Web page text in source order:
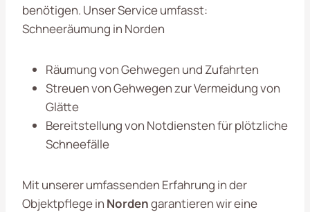
benötigen. Unser Service umfasst:
Schneeräumung in Norden
Räumung von Gehwegen und Zufahrten
Streuen von Gehwegen zur Vermeidung von
Glätte
Bereitstellung von Notdiensten für plötzliche
Schneefälle
Mit unserer umfassenden Erfahrung in der
Objektpflege in Nordengarantieren wir eine